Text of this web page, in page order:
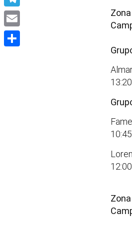
13:20
10:45
12:00
Telegram
Email